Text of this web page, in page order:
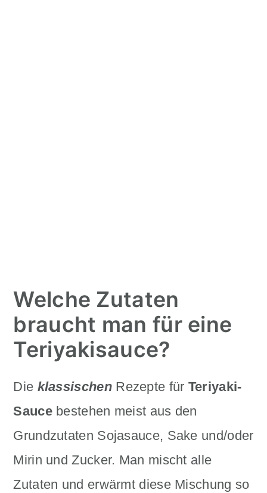
Welche Zutaten
braucht man für eine
Teriyakisauce?
Die klassischenRezepte für Teriyaki-
Saucebestehen meist aus den
Grundzutaten Sojasauce, Sake und/oder
Mirin und Zucker. Man mischt alle
Zutaten und erwärmt diese Mischung so